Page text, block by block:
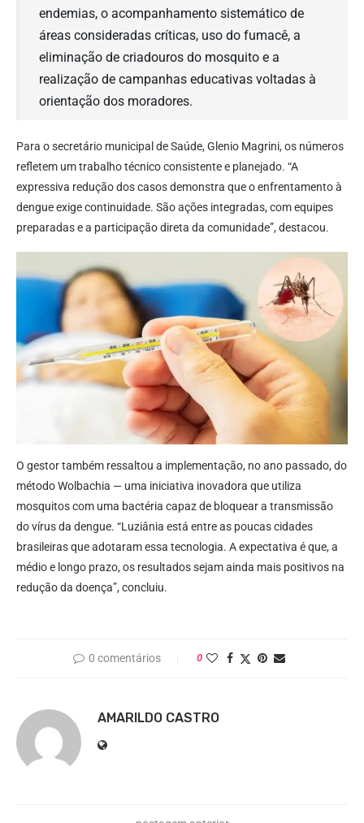
endemias, o acompanhamento sistemático de
áreas consideradas críticas, uso do fumacê, a
eliminação de criadouros do mosquito e a
realização de campanhas educativas voltadas à
orientação dos moradores.
Para o secretário municipal de Saúde, Glenio Magrini, os números
refletem um trabalho técnico consistente e planejado. “A
expressiva redução dos casos demonstra que o enfrentamento à
dengue exige continuidade. São ações integradas, com equipes
preparadas e a participação direta da comunidade”, destacou.
O gestor também ressaltou a implementação, no ano passado, do
método Wolbachia — uma iniciativa inovadora que utiliza
mosquitos com uma bactéria capaz de bloquear a transmissão
do vírus da dengue. “Luziânia está entre as poucas cidades
brasileiras que adotaram essa tecnologia. A expectativa é que, a
médio e longo prazo, os resultados sejam ainda mais positivos na
redução da doença”, concluiu.
0 comentários 0
AMARILDO CASTRO